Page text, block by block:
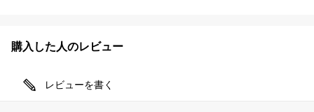
購入した人のレビュー
レビューを書く